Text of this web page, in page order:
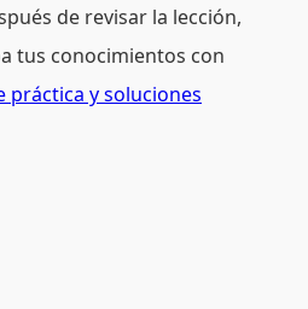
de revisar la lección,
tus conocimientos con
práctica y soluciones